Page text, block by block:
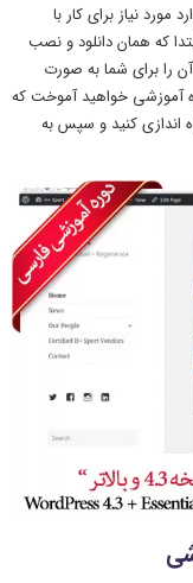
نیاز برای کار با
که همان دانلود و نصب
را برای شما به صورت
آموزشی خواهید آموخت که
را راه اندازی کنید و سپس به